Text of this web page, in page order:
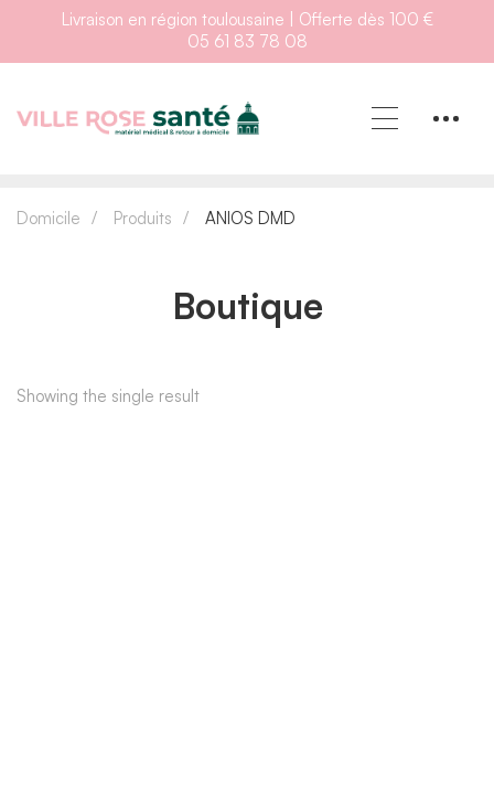
Livraison en région toulousaine | Offerte dès 100 €
05 61 83 78 08
Boutique
Domicile Produits ANIOS DMD
Showing the single result